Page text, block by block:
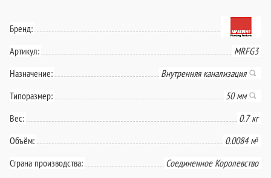
Бренд:
Артикул:
MRFG3
Назначение:
Внутренняя канализация
Типоразмер:
50 мм
Вес:
0.7 кг
Объём:
0.0084 м³
Страна производства:
Соединенное Королевство